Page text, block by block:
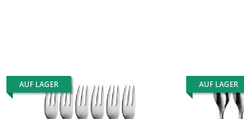
AUF LAGER AUF LAGER